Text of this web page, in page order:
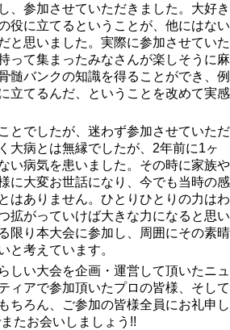
、参加させていただきました。大好き
役に立てるということが、他にはない
と思いました。実際に参加させていた
って集まったみなさんが楽しそうに麻
髄バンクの知識を得ることができ、例
立てるんだ、ということを改めて実感
とでしたが、迷わず参加させていただ
大病とは無縁でしたが、2年前に1ヶ
い病気を患いました。その時に家族や
に大変お世話になり、今でも当時の感
はありません。ひとりひとりの力はわ
拡がっていけば大きな力になると思い
限り本大会に参加し、周囲にその素晴
と考えています。
しい大会を企画・運営して頂いたニュ
ィアで参加頂いたプロの皆様、そして
ちろん、ご参加の皆様全員にお礼申し
たお会いしましょう!!